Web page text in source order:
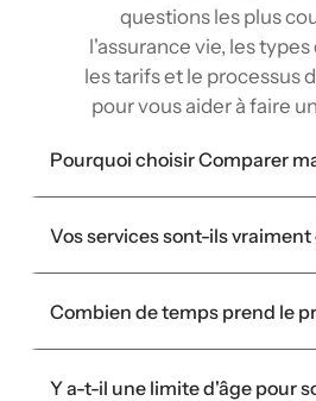
questions les plus
l'assurance vie, les
les tarifs et le processus
pour vous aider à faire
Pourquoi choisir Comparer
Vos services sont-ils
Combien de temps prend le
Y a-t-il une limite d'âge pour